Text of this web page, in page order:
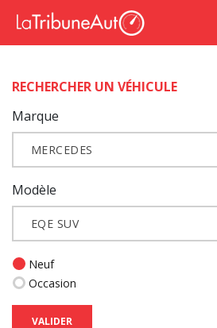
RECHERCHER UN VÉHICULE
Marque
MERCEDES
Modèle
EQE SUV
Neuf
Occasion
VALIDER